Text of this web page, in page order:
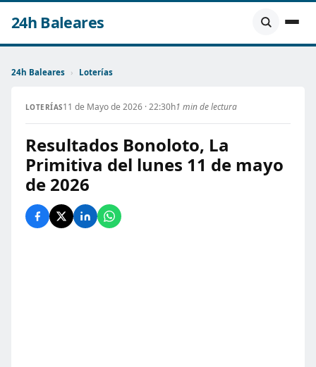
24h Baleares
24h Baleares › Loterías
LOTERÍAS11 de Mayo de 2026 · 22:30h1 min de lectura
Resultados Bonoloto, La
Primitiva del lunes 11 de mayo
de 2026